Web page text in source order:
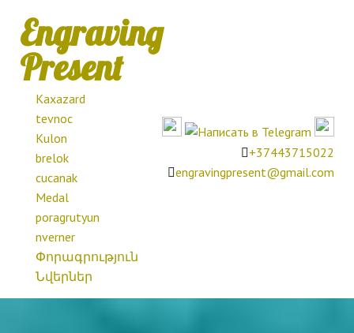
Engraving
Present
Kaxazard
tevnoc
Kulon
brelok
cucanak
Medal
poragrutyun
nverner
Փորագրություն
Նվերներ
+37443715022
engravingpresent@gmail.com